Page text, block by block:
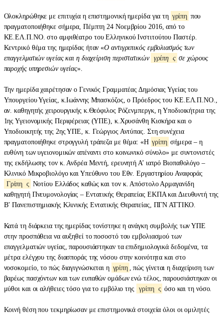
Ολοκληρώθηκε με επιτυχία η επιστημονική ημερίδα για τη γρίπη που
πραγματοποιήθηκε σήμερα, Πέμπτη 24 Νοεμβρίου 2016, από το
ΚΕ.ΕΛ.Π.ΝΟ. στο αμφιθέατρο του Ελληνικού Ινστιτούτου Παστέρ.
Κεντρικό θέμα της ημερίδας ήταν «Ο αντιγριπικός εμβολιασμός των
επαγγελματιών υγείας και η διαχείριση περιστατικών γρίπη ς σε χώρους
παροχής υπηρεσιών υγείας».
Την ημερίδα χαιρέτησαν ο Γενικός Γραμματέας Δημόσιας Υγείας του
Υπουργείου Υγείας, κ.Ιωάννης Μπασκόζος, ο Πρόεδρος του ΚΕ.ΕΛ.Π.ΝΟ.,
αν. καθηγητής χειρουργικής κ.Θεόφιλος Ρόζενμπεργκ, η Υποδιοικήτρια της
1ης Υγειονομικής Περιφέρειας (ΥΠΕ), κ.Χρυσάνθη Κισκήρα και ο
Υποδιοικητής της 2ης ΥΠΕ, κ. Γεώργιος Αντύπας. Στη συνέχεια
πραγματοποιήθηκε στρογγυλή τράπεζα με θέμα: «Η γρίπη σήμερα – η
ευθύνη των υγειονομικών απέναντι στο κοινωνικό σύνολο» με συντονιστές
της εκδήλωσης τον κ. Ανδρέα Μεντή, ερευνητή Α’ ιατρό Βιοπαθολόγο –
Κλινικό Μικροβιολόγο και Υπεύθυνο του Εθν. Εργαστηρίου Αναφοράς
Γρίπη ς Νοτίου Ελλάδος καθώς και τον κ. Απόστολο Αρμαγανίδη
καθηγητή Πνευμονολογίας – Εντατικής Θεραπείας ΕΚΠΑ και Διευθυντή της
Β’ Πανεπιστημιακής Κλινικής Εντατικής Θεραπείας, ΠΓΝ ΑΤΤΙΚΟ.
Κατά τη διάρκεια της ημερίδας τονίστηκε η ανάγκη συμβολής των ΥΠΕ
στην προσπάθεια να αυξηθεί το ποσοστό του εμβολιασμού των
επαγγελματιών υγείας, παρουσιάστηκαν τα επιδημιολογικά δεδομένα, τα
μέτρα ελέγχου της διασποράς της νόσου στην κοινότητα και στο
νοσοκομείο, το πώς διαγιγνώσκεται η γρίπη
, πώς γίνεται η διαχείριση των
βαρέως πασχόντων και των ευπαθών ομάδων ενώ τέλος, παρουσιάστηκαν οι
μύθοι και οι αλήθειες τόσο για το εμβόλιο της
γρίπη ς όσο και τη νόσο.
Κοινή θέση που τεκμηρίωσαν με επιστημονικά στοιχεία όλοι οι ομιλητές